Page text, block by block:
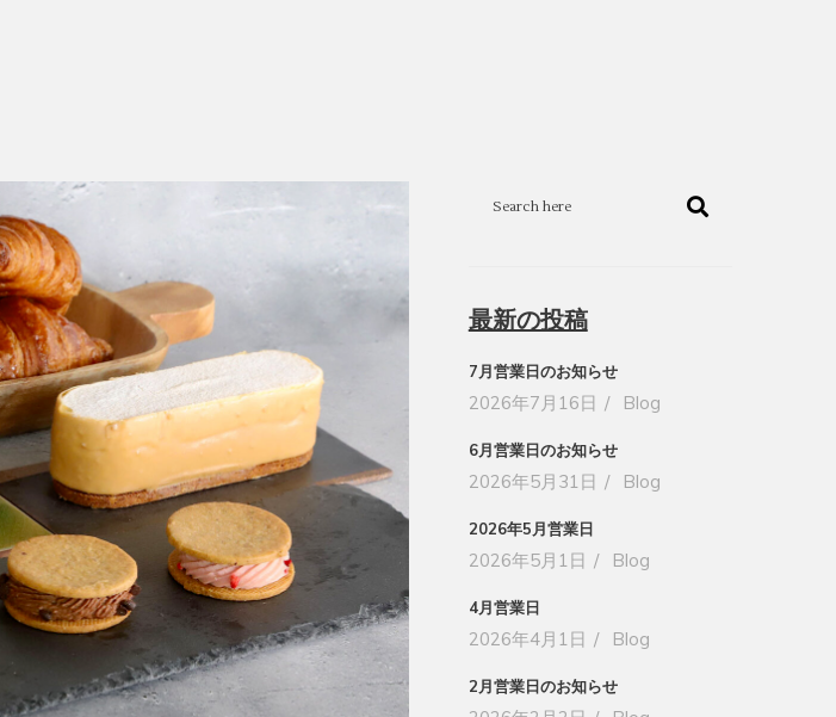
最新の投稿
7月営業日のお知らせ
2026年7月16日 Blog
6月営業日のお知らせ
2026年5月31日 Blog
2026年5月営業日
2026年5月1日 Blog
4月営業日
2026年4月1日 Blog
2月営業日のお知らせ